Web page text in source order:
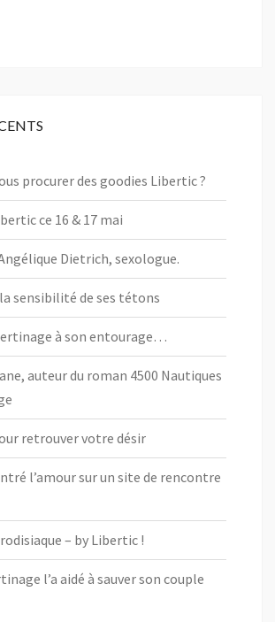
procurer des goodies Libertic ?
ce 16 & 17 mai
Dietrich, sexologue.
sensibilité de ses tétons
à son entourage…
auteur du roman 4500 Nautiques
retrouver votre désir
l’amour sur un site de rencontre
– by Libertic !
l’a aidé à sauver son couple